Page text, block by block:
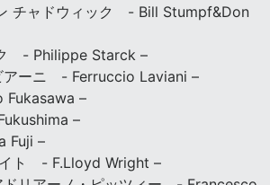
チャドウィック - Bill Stumpf&Don
- Philippe Starck –
アーニ - Ferruccio Laviani –
–
–
Fuji –
ト - F.Lloyd Wright –